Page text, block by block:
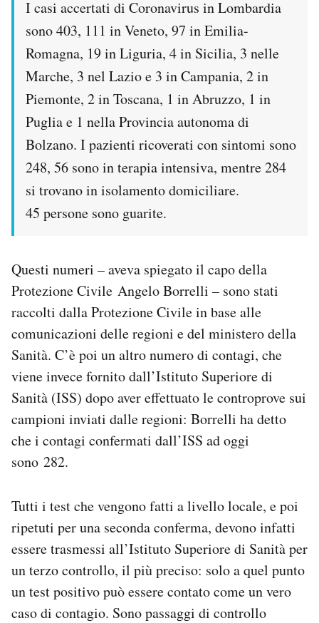
I casi accertati di Coronavirus in Lombardia
sono 403, 111 in Veneto, 97 in Emilia-
Romagna, 19 in Liguria, 4 in Sicilia, 3 nelle
Marche, 3 nel Lazio e 3 in Campania, 2 in
Piemonte, 2 in Toscana, 1 in Abruzzo, 1 in
Puglia e 1 nella Provincia autonoma di
Bolzano. I pazienti ricoverati con sintomi sono
248, 56 sono in terapia intensiva, mentre 284
si trovano in isolamento domiciliare.
45 persone sono guarite.
Questi numeri – aveva spiegato il capo della
Protezione Civile Angelo Borrelli – sono stati
raccolti dalla Protezione Civile in base alle
comunicazioni delle regioni e del ministero della
Sanità. C’è poi un altro numero di contagi, che
viene invece fornito dall’Istituto Superiore di
Sanità (ISS) dopo aver effettuato le controprove sui
campioni inviati dalle regioni: Borrelli ha detto
che i contagi confermati dall’ISS ad oggi
sono 282.
Tutti i test che vengono fatti a livello locale, e poi
ripetuti per una seconda conferma, devono infatti
essere trasmessi all’Istituto Superiore di Sanità per
un terzo controllo, il più preciso: solo a quel punto
un test positivo può essere contato come un vero
caso di contagio. Sono passaggi di controllo